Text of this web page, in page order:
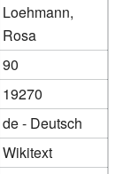
Loehmann,
Rosa
90
19270
de - Deutsch
Wikitext